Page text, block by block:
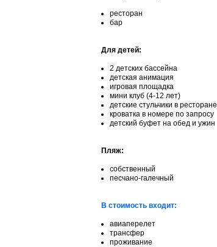
ресторан
бар
Для детей:
2 детских бассейна
детская анимация
игровая площадка
мини клуб (4-12 лет)
детские стульчики в ресторане
кроватка в номере по запросу
детский буфет на обед и ужин
Пляж:
собственный
песчано-галечный
В стоимость входит:
авиаперелет
трансфер
проживание